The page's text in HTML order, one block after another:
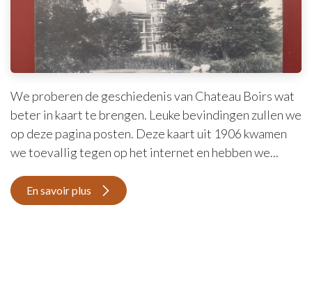
We proberen de geschiedenis van Chateau Boirs wat
beter in kaart te brengen. Leuke bevindingen zullen we
op deze pagina posten. Deze kaart uit 1906 kwamen
we toevallig tegen op het internet en hebben we...
En savoir plus